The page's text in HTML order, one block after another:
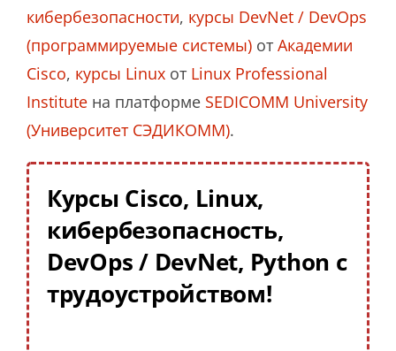
кибербезопасности, курсы DevNet / DevOps
(программируемые системы) от Академии
Cisco, курсы Linux от Linux Professional
Institute на платформе SEDICOMM University
(Университет СЭДИКОММ).
Курсы Cisco, Linux,
кибербезопасность,
DevOps / DevNet, Python с
трудоустройством!